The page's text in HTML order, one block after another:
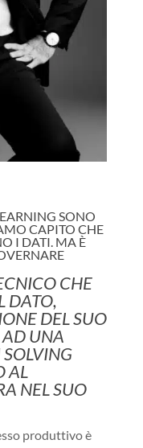
SONO
CAPITO CHE
I DATI. MA È
CHE
DATO,
DEL SUO
UNA
AL
NEL SUO
produttivo è